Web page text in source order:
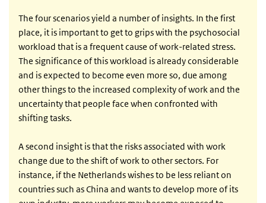
The four scenarios yield a number of insights. In the first
place, it is important to get to grips with the psychosocial
workload that is a frequent cause of work-related stress.
The significance of this workload is already considerable
and is expected to become even more so, due among
other things to the increased complexity of work and the
uncertainty that people face when confronted with
shifting tasks.
A second insight is that the risks associated with work
change due to the shift of work to other sectors. For
instance, if the Netherlands wishes to be less reliant on
countries such as China and wants to develop more of its